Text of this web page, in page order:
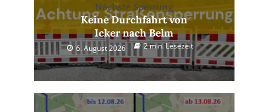
Nächste Sperrung
Keine Durchfahrt von
Icker nach Belm
6. August 2026 2 min. Lesezeit